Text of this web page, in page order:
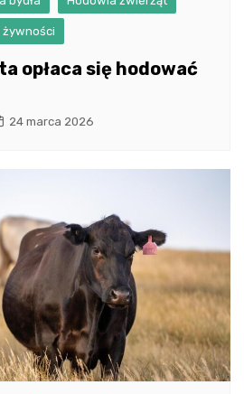
żywności
opłaca się hodować
24 marca 2026